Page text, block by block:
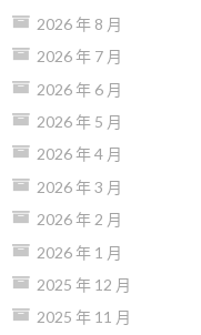
2026 年 8 月
2026 年 7 月
2026 年 6 月
2026 年 5 月
2026 年 4 月
2026 年 3 月
2026 年 2 月
2026 年 1 月
2025 年 12 月
2025 年 11 月